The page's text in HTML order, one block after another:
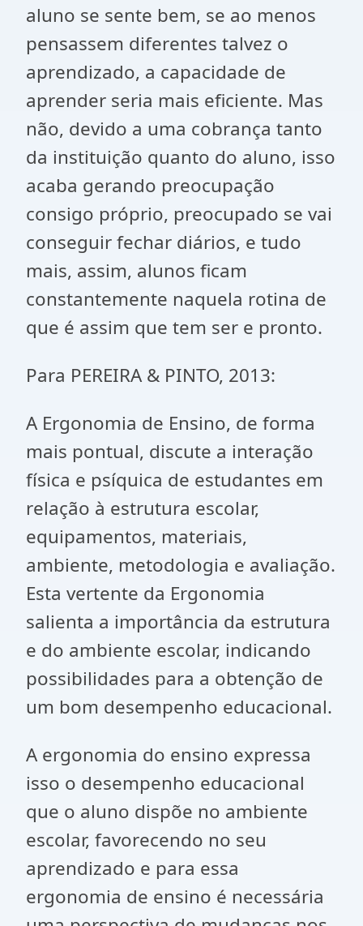
aluno se sente bem, se ao menos
pensassem diferentes talvez o
aprendizado, a capacidade de
aprender seria mais eficiente. Mas
não, devido a uma cobrança tanto
da instituição quanto do aluno, isso
acaba gerando preocupação
consigo próprio, preocupado se vai
conseguir fechar diários, e tudo
mais, assim, alunos ficam
constantemente naquela rotina de
que é assim que tem ser e pronto.
Para PEREIRA & PINTO, 2013:
A Ergonomia de Ensino, de forma
mais pontual, discute a interação
física e psíquica de estudantes em
relação à estrutura escolar,
equipamentos, materiais,
ambiente, metodologia e avaliação.
Esta vertente da Ergonomia
salienta a importância da estrutura
e do ambiente escolar, indicando
possibilidades para a obtenção de
um bom desempenho educacional.
A ergonomia do ensino expressa
isso o desempenho educacional
que o aluno dispõe no ambiente
escolar, favorecendo no seu
aprendizado e para essa
ergonomia de ensino é necessária